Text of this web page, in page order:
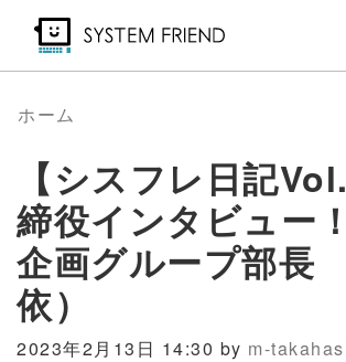
ン
コ
ツ
に
ホーム
【シスフレ日記
締役インタビュー
企画グループ部長
依）
2023年2月13日 14:30 by m-